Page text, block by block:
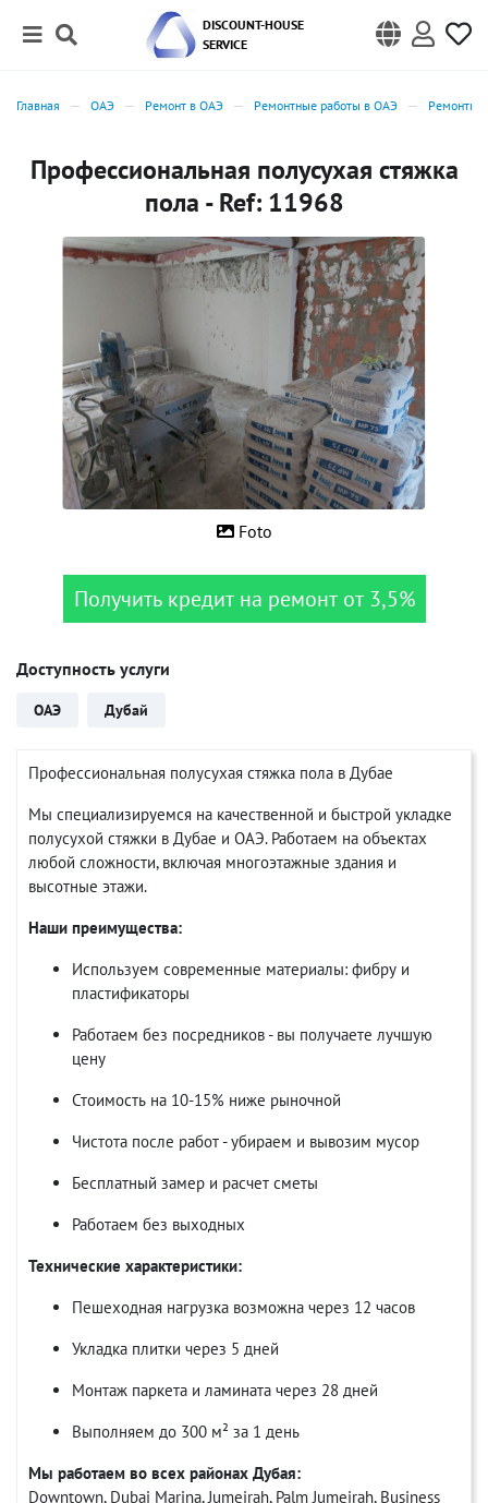
DISCOUNT-HOUSE
SERVICE
Главная ОАЭ Ремонт в ОАЭ Ремонтные работы в ОАЭ
Профессиональная полусухая стяжка
пола - Ref: 11968
Foto
Получить кредит на ремонт от 3,5%
Доступность услуги
ОАЭ Дубай
Профессиональная полусухая стяжка пола в Дубае
Мы специализируемся на качественной и быстрой укладке
полусухой стяжки в Дубае и ОАЭ. Работаем на объектах
любой сложности, включая многоэтажные здания и
высотные этажи.
Наши преимущества:
Используем современные материалы: фибру и
пластификаторы
Работаем без посредников - вы получаете лучшую
цену
Стоимость на 10-15% ниже рыночной
Чистота после работ - убираем и вывозим мусор
Бесплатный замер и расчет сметы
Работаем без выходных
Технические характеристики:
Пешеходная нагрузка возможна через 12 часов
Укладка плитки через 5 дней
Монтаж паркета и ламината через 28 дней
Выполняем до 300 м² за 1 день
Мы работаем во всех районах Дубая:
Downtown, Dubai Marina, Jumeirah, Palm Jumeirah, Business